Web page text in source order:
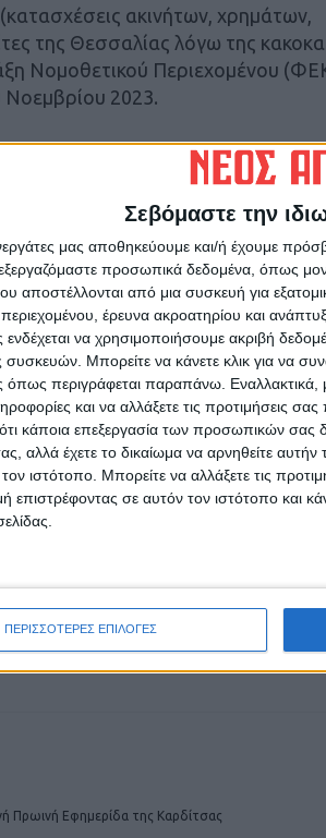
Σεβόμαστε την
μας αποθηκεύουμε και/ή έχουμε
προσωπικά δεδομένα, όπως
αποστέλλονται από μια συσκευή για
έρευνα ακροατηρίου και
ενδέχεται να χρησιμοποιήσουμε ακριβή
Μπορείτε να κάνετε κλικ για να
όπως περιγράφεται παραπάνω.
και να αλλάξετε τις προτιμήσεις
κάποια επεξεργασία των προσωπικών σας
αλλά έχετε το δικαίωμα να αρνηθείτε
ιστότοπο. Μπορείτε να αλλάξετε τις
επιστρέφοντας σε αυτόν τον ιστότοπο και
ΠΕΡΙΣΣΟΤΕΡΕΣ ΕΠΙΛΟΓΕΣ
ακινήτων, χρημάτων,
της Θεσσαλίας λόγω της
Νομοθετικού Περιεχομένου
Νοεμβρίου 2023.
Ζητεί από την Κυβέρνηση, τους
κόμματα να μεριμνήσουν για την
προστασίας και ειδικότερα :
εκτέλεσης στην Περιφέρεια
2020 «περιοχές πληγείσες
απαιτήσεων από διατροφή, από
κτηνοτροφικών προϊόντων και
ΝΕΟΣ ΑΓΩΝ στο Google
της Καρδίτσας και ευρύτερα της
Εργατικό Κέντρο:
ταλαιπωρία με το δρόμο
Πρωινή Εφημερίδα της Καρδίτσας